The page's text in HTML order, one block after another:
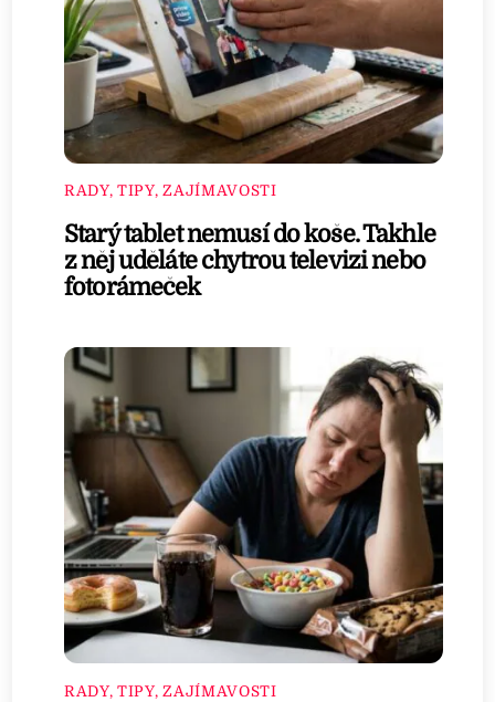
RADY, TIPY, ZAJÍMAVOSTI
Starý tablet nemusí do koše. Takhle
z něj uděláte chytrou televizi nebo
fotorámeček
RADY, TIPY, ZAJÍMAVOSTI